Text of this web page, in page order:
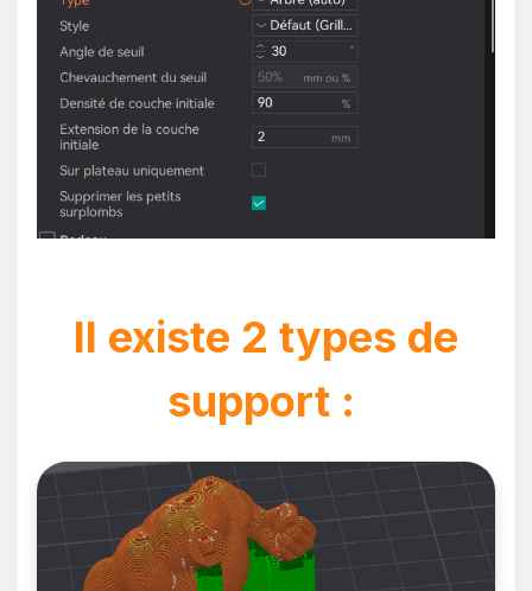
Il existe 2 types de
support :